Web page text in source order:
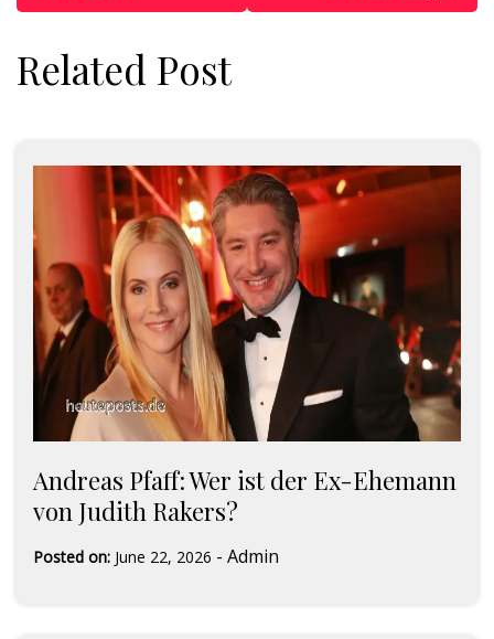
Related Post
Andreas Pfaff: Wer ist der Ex-Ehemann
von Judith Rakers?
Posted on: June 22, 2026 - Admin